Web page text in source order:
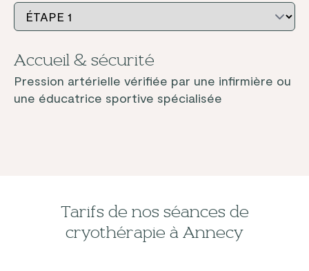
Accueil & sécurité
Pression artérielle vérifiée par une infirmière ou
une éducatrice sportive spécialisée
Tarifs de nos séances de
cryothérapie à Annecy